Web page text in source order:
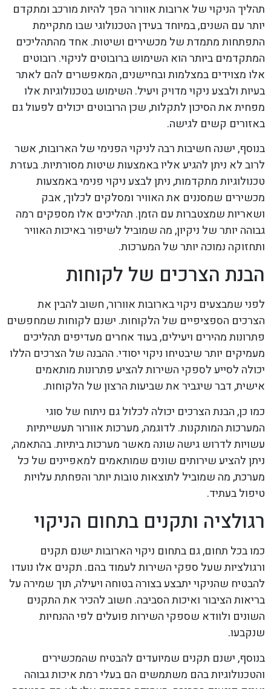
תהליך הניקוי של ארובות אוורור הפך להיות מורכב ומתקדם
יותר עם השנים, במיוחד בעידן הטכנולוגי שבו מתקיימת
התפתחות מתמדת של מכשירים ושיטות. אחד מהתהליכים
המתקדמים ביותר הוא השימוש ברובוטים לניקוי. רובוטים
אלו מצוידים במצלמות ובחיישנים, המאפשרים להם לאתר
בעיות ולבצע ניקוי מדויק ויעיל. השימוש בטכנולוגיות אלו
מפחית את הסיכון לתקלות, שכן הרובוטים יכולים לפעול גם
באזורים קשים לגישה.
בנוסף, ישנה חשיבות רבה לניקוי הפנימי של הארובות, אשר
לרוב לא ניתן להגיע אליו באמצעות שיטות מסורתיות. בעזרת
טכנולוגיות מתקדמות, ניתן לבצע ניקוי פנימי באמצעות
מכשירים שמסננים את האוויר ומסלקים לכלוך, אבק
ושאריות שמצטברות עם הזמן. תהליכים אלו מספקים רמה
גבוהה יותר של ניקיון, מה שמוביל לשיפור באיכות האוויר
ותחזוקה נמוכה יותר של המערכות.
הבנת הצרכים של לקוחות
לפני שמבצעים ניקוי בארובות אוורור, חשוב להבין את
הצרכים הספציפיים של הלקוחות. ישנם לקוחות שמחפשים
פתרונות מהירים ויעילים, בעוד אחרים מעדיפים תהליכים
מעמיקים יותר שיבטיחו ניקוי יסודי. ההבנה של הצרכים הללו
יכולה לסייע לספקי השירות להציע פתרונות מותאמים
אישית, דבר שיגביר את שביעות הרצון של הלקוחות.
כמו כן, הבנת הצרכים יכולה לכלול גם ניתוח של סוגי
המערכות המותקנות. לדוגמה, מערכות אוורור תעשייתיות
עשויות לדרוש גישה שונה מאשר מערכות ביתיות. בהתאמה,
ניתן להציע שירותים שונים שמותאמים למאפיינים של כל
מערכת, מה שמוביל לתוצאות טובות יותר והפחתת עלויות
טיפול בעתיד.
רגולציה ותקנים בתחום הניקוי
כמו בכל תחום, גם בתחום ניקוי הארובות ישנם תקנים
ורגולציות שעל ספקי השירות לעמוד בהם. תקנים אלו נועדו
להבטיח שהניקוי יתבצע בצורה בטוחה ויעילה, תוך שמירה על
בריאות הציבור ואיכות הסביבה. חשוב להכיר את התקנים
השונים ולוודא שספקי השירות פועלים לפי ההנחיות
שנקבעו.
בנוסף, ישנם תקנים שמיועדים להבטיח שהמכשירים
והטכנולוגיות בהם משתמשים הם בעלי רמת איכות גבוהה